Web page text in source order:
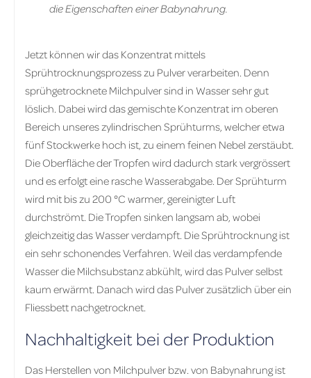
die Eigenschaften einer Babynahrung.
Jetzt können wir das Konzentrat mittels
Sprühtrocknungsprozess zu Pulver verarbeiten. Denn
sprühgetrocknete Milchpulver sind in Wasser sehr gut
löslich. Dabei wird das gemischte Konzentrat im oberen
Bereich unseres zylindrischen Sprühturms, welcher etwa
fünf Stockwerke hoch ist, zu einem feinen Nebel zerstäubt.
Die Oberfläche der Tropfen wird dadurch stark vergrössert
und es erfolgt eine rasche Wasserabgabe. Der Sprühturm
wird mit bis zu 200 °C warmer, gereinigter Luft
durchströmt. Die Tropfen sinken langsam ab, wobei
gleichzeitig das Wasser verdampft. Die Sprühtrocknung ist
ein sehr schonendes Verfahren. Weil das verdampfende
Wasser die Milchsubstanz abkühlt, wird das Pulver selbst
kaum erwärmt. Danach wird das Pulver zusätzlich über ein
Fliessbett nachgetrocknet.
Nachhaltigkeit bei der Produktion
Das Herstellen von Milchpulver bzw. von Babynahrung ist